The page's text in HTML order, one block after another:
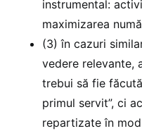
instrumental:
maximizarea
(3) în cazuri
vedere relevante,
trebui să fie
primul servit”, ci
repartizate în